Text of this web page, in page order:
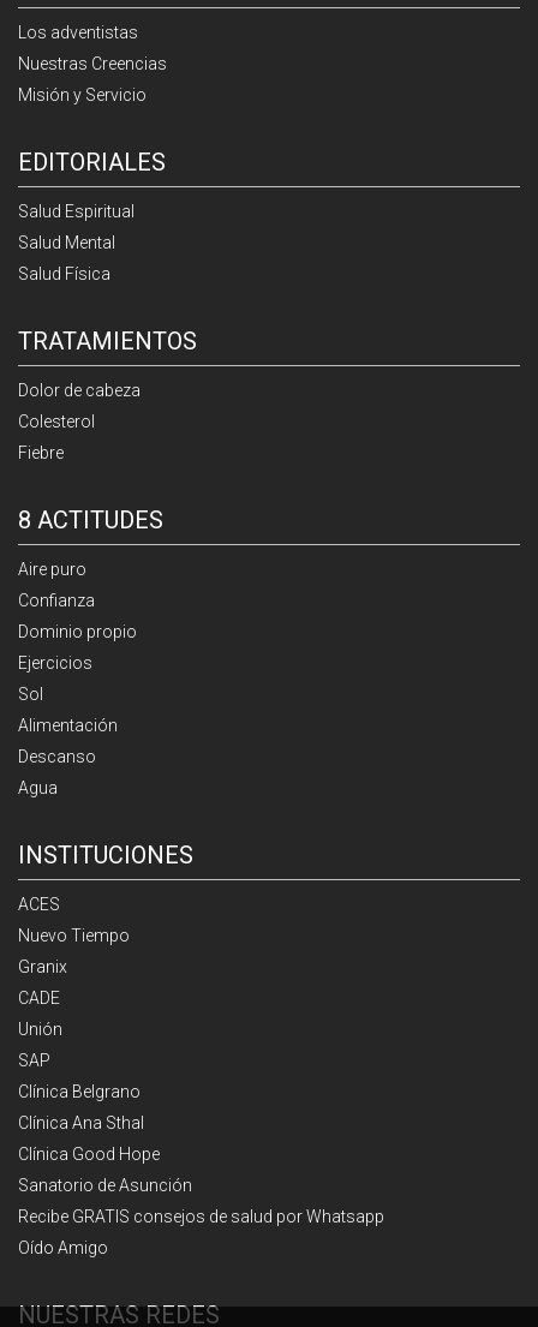
Los adventistas
Nuestras Creencias
Misión y Servicio
EDITORIALES
Salud Espiritual
Salud Mental
Salud Física
TRATAMIENTOS
Dolor de cabeza
Colesterol
Fiebre
8 ACTITUDES
Aire puro
Confianza
Dominio propio
Ejercicios
Sol
Alimentación
Descanso
Agua
INSTITUCIONES
ACES
Nuevo Tiempo
Granix
CADE
Unión
SAP
Clínica Belgrano
Clínica Ana Sthal
Clínica Good Hope
Sanatorio de Asunción
Recibe GRATIS consejos de salud por Whatsapp
Oído Amigo
NUESTRAS REDES